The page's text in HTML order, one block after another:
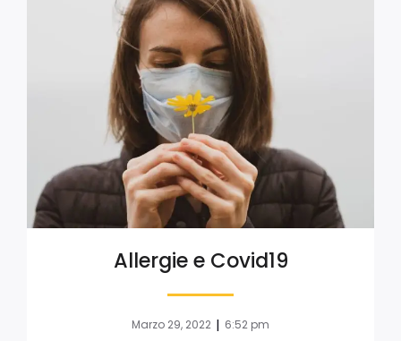
Allergie e Covid19
Marzo 29, 2022 | 6:52 pm